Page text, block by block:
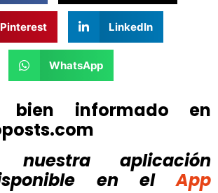
Pinterest LinkedIn
WhatsApp
bien informado en
nuestra aplicación
en el
App